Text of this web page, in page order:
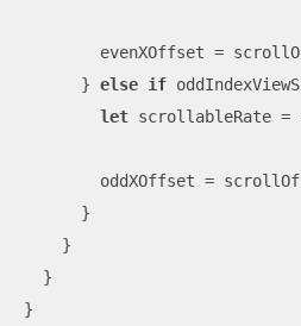
        evenXOffset
=
      }
else if
let scrollableRate =
        oddXOffset
=
      }
    }
  }
}